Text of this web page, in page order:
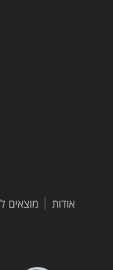
אודות מוצאים